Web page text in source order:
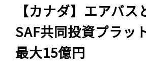
【カナダ】エアバ
SAF共同投資プラッ
最大15億円